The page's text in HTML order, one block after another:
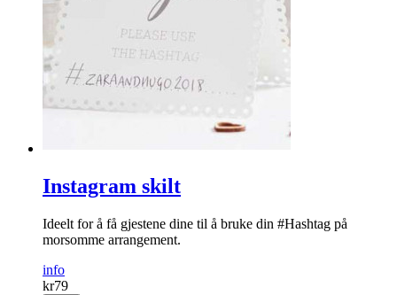
Instagram skilt
Ideelt for å få gjestene dine til å bruke din #Hashtag på
morsomme arrangement.
info
kr79